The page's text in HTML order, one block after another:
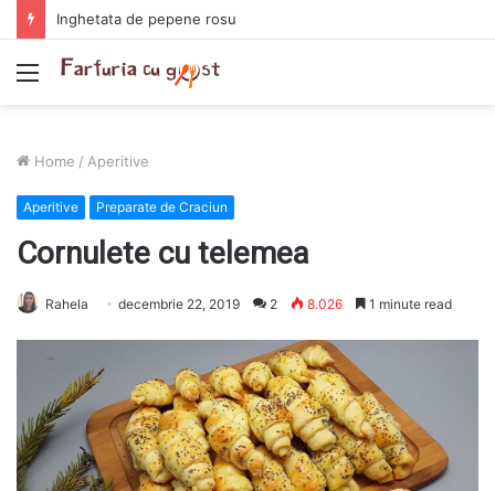
Chiftelute cu cartofi si smantana la cuptor
Menu
Home / Aperitive
Aperitive Preparate de Craciun
Cornulete cu telemea
Rahela decembrie 22, 2019 2 8.026 1 minute read